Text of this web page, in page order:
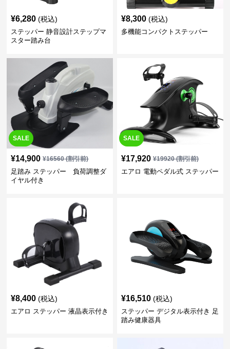
¥6,280 (税込)
ステッパー 静音設計ステップマ
スター踏み台
¥8,300 (税込)
多機能コンパクトステッパー
SALE
¥14,900 ¥16560(割引前)
足踏み ステッパー 負荷調整ダ
イヤル付き
SALE
¥17,920 ¥19920(割引前)
エアロ 電動ペダル式 ステッパー
¥8,400 (税込)
エアロ ステッパー 液晶表示付き
¥16,510 (税込)
ステッパー デジタル表示付き 足
踏み健康器具